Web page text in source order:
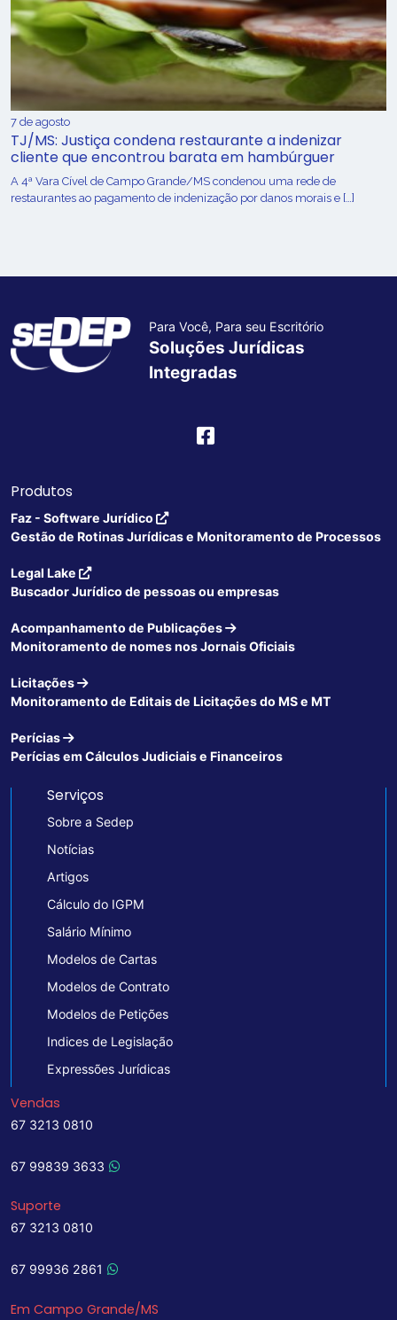
7 de agosto
TJ/MS: Justiça condena restaurante a indenizar
cliente que encontrou barata em hambúrguer
A 4ª Vara Cível de Campo Grande/MS condenou uma rede de
restaurantes ao pagamento de indenização por danos morais e […]
Para Você, Para seu Escritório
Soluções Jurídicas
Integradas
Produtos
Faz - Software Jurídico
Gestão de Rotinas Jurídicas e Monitoramento de Processos
Legal Lake
Buscador Jurídico de pessoas ou empresas
Acompanhamento de Publicações
Monitoramento de nomes nos Jornais Oficiais
Licitações
Monitoramento de Editais de Licitações do MS e MT
Perícias
Perícias em Cálculos Judiciais e Financeiros
Serviços
Sobre a Sedep
Notícias
Artigos
Cálculo do IGPM
Salário Mínimo
Modelos de Cartas
Modelos de Contrato
Modelos de Petições
Indices de Legislação
Expressões Jurídicas
Vendas
67 3213 0810
67 99839 3633
Suporte
67 3213 0810
67 99936 2861
Em Campo Grande/MS